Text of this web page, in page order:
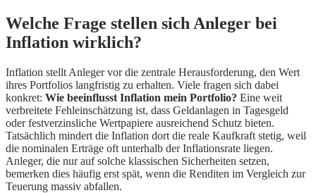
Welche Frage stellen sich Anleger bei
Inflation wirklich?
Inflation stellt Anleger vor die zentrale Herausforderung, den Wert
ihres Portfolios langfristig zu erhalten. Viele fragen sich dabei
konkret: Wie beeinflusst Inflation mein Portfolio? Eine weit
verbreitete Fehleinschätzung ist, dass Geldanlagen in Tagesgeld
oder festverzinsliche Wertpapiere ausreichend Schutz bieten.
Tatsächlich mindert die Inflation dort die reale Kaufkraft stetig, weil
die nominalen Erträge oft unterhalb der Inflationsrate liegen.
Anleger, die nur auf solche klassischen Sicherheiten setzen,
bemerken dies häufig erst spät, wenn die Renditen im Vergleich zur
Teuerung massiv abfallen.